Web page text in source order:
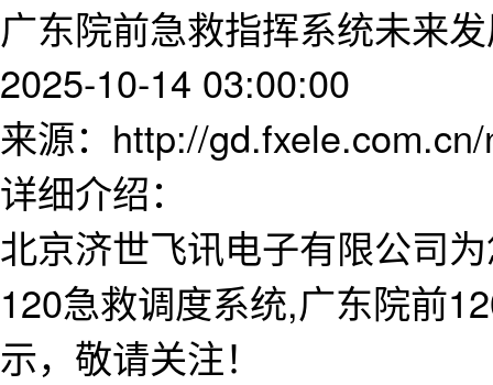
广东院前急救指挥系统未来
2025-10-14 03:00:00
来源：http://
详细介绍：
北京济世飞讯电子有限公司
120急救调度系统,广东院前
示，敬请关注！